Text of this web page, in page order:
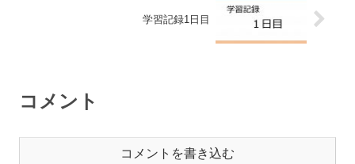
学習記録1日目
コメント
コメントを書き込む